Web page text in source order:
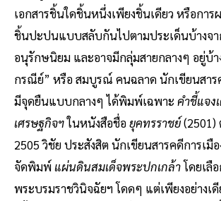
เอกสารชิ้นใดชิ้นหนึ่งเพียงชิ้นเดียว หรือการ
ชิ้นปะปนแบบสลับกันไปตามประเด็นบ้างจ
อนุรักษนิยม และอาจมีกลุ่มสายกลางๆ อยู่บ้า
กรณีย์” หรือ สมบูรณ์ คนฉลาด นักเขียนสาร
มีจุดยืนแบบกลางๆ ได้พิมพ์เฉพาะ คำชี้แจง
เศรษฐกิจฯในหนังสือชื่อยุคทรราชย์(2501)
2505 วิชัย ประสังสิต นักเขียนสารคดีการเ
จัดพิมพ์แผ่นดินสมเด็จพระปกเกล้าโดยเลื
พระบรมราชวินิจฉัยฯ โดดๆ แต่เพียงอย่างเ